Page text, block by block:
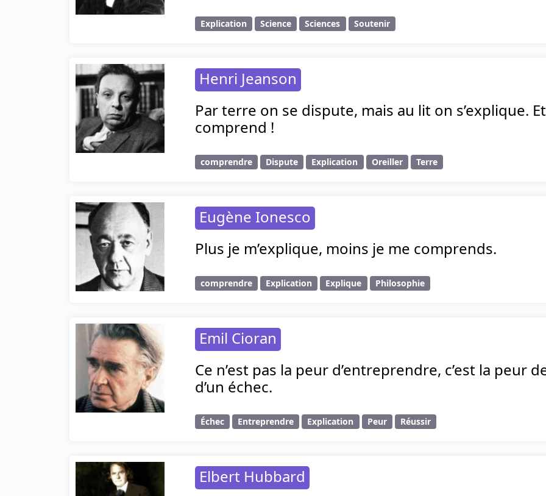
Explication Science Sciences Soutenir
Henri Jeanson
Par terre on se dispute, mais au lit on s’explique.
comprend !
comprendre Dispute Explication Oreiller Terre
Eugène Ionesco
Plus je m’explique, moins je me comprends.
comprendre Explication Explique Philosophie
Emil Cioran
Ce n’est pas la peur d’entreprendre, c’est la peur
d’un échec.
Échec Entreprendre Explication Peur Réussir
Elbert Hubbard